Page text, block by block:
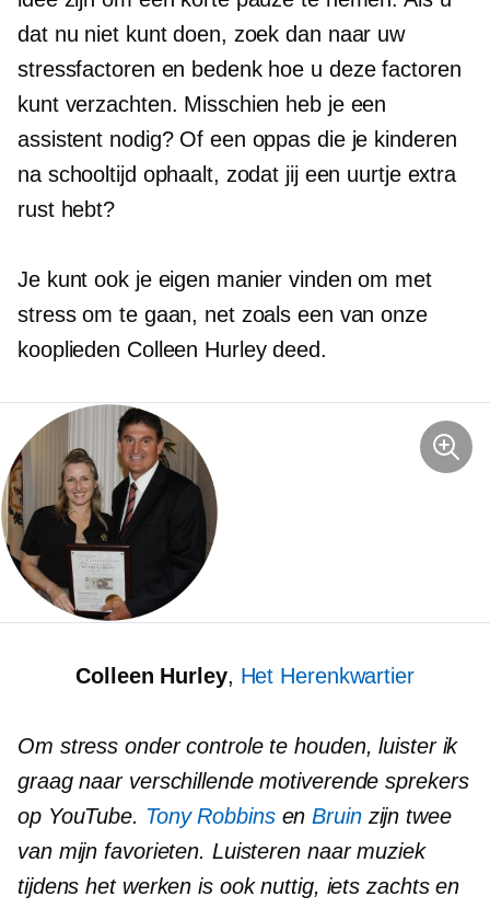
dat nu niet kunt doen, zoek dan naar uw
stressfactoren en bedenk hoe u deze factoren
kunt verzachten. Misschien heb je een
assistent nodig? Of een oppas die je kinderen
na schooltijd ophaalt, zodat jij een uurtje extra
rust hebt?
Je kunt ook je eigen manier vinden om met
stress om te gaan, net zoals een van onze
kooplieden Colleen Hurley deed.
Colleen Hurley, Het Herenkwartier
Om stress onder controle te houden, luister ik
graag naar verschillende motiverende sprekers
op YouTube. Tony RobbinsenBruinzijn twee
van mijn favorieten. Luisteren naar muziek
tijdens het werken is ook nuttig, iets zachts en